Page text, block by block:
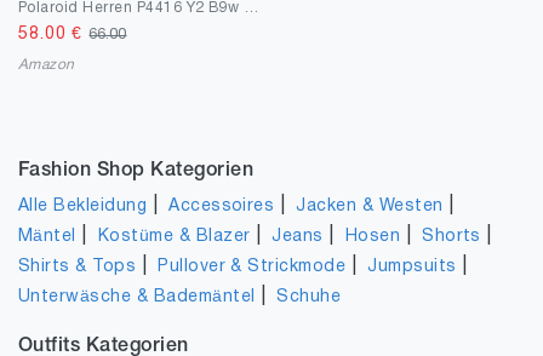
58.00 €66.00
Amazon
Fashion Shop Kategorien
Alle Bekleidung |Accessoires |Jacken & Westen
Mäntel Kostüme & Blazer |Jeans Hosen |Shorts
Shirts & Tops Pullover & Strickmode |Jumpsuits
Unterwäsche & Bademäntel |Schuhe
Outfits Kategorien